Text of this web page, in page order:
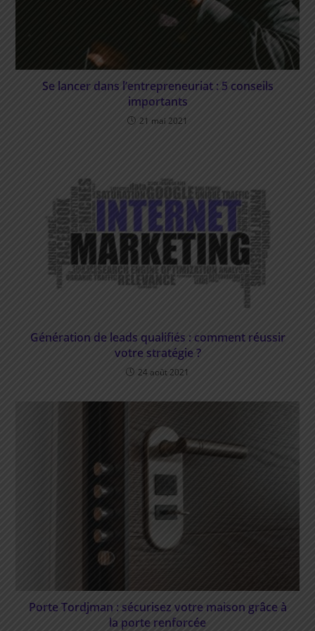
Se lancer dans l’entrepreneuriat : 5 conseils
importants
21 mai 2021
Génération de leads qualifiés : comment réussir
votre stratégie ?
24 août 2021
Porte Tordjman : sécurisez votre maison grâce à
la porte renforcée